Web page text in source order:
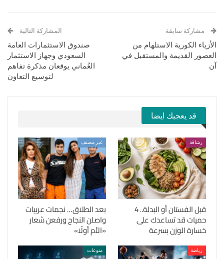
مشاركة سابقة
الأزياء الكورية الاستلهام من
العصور القديمة والمستقبل في
آن
المشاركة التالية
صندوق الاستثمارات العامة
السعودي وجهاز الاستثمار
العُماني يوقعان مذكرة تفاهم
لتوسيع التعاون
قد يعجبك ايضا
رشاقة
قبل الفستان أو البدلة.. 4
حميات قد تساعدك على
خسارة الوزن بسرعة
غير مصنف
بعد الطلاق… نجمات عربيات
واصلن النجاح ورفعن شعار
«الأم أولًا»
رياضة منوعات